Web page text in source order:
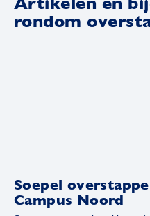
rondom
Soepel
Campus Noord